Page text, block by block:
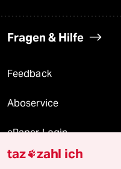
Fragen & Hilfe
Feedback
Aboservice
ePaper Login
Downloads für
taz zahl ich